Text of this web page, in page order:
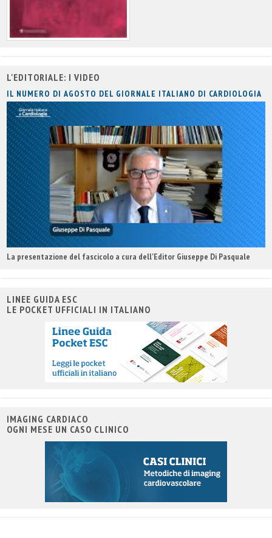
L'EDITORIALE: I VIDEO
IL NUMERO DI AGOSTO DEL GIORNALE ITALIANO DI CARDIOLOGIA
La presentazione del fascicolo a cura dell'Editor Giuseppe Di Pasquale
LINEE GUIDA ESC
LE POCKET UFFICIALI IN ITALIANO
IMAGING CARDIACO
OGNI MESE UN CASO CLINICO